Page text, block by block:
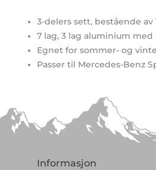
3-delers sett, bestående av
7 lag, 3 lag aluminium
Egnet for sommer- og
Passer til Mercedes-Benz
Informasjon